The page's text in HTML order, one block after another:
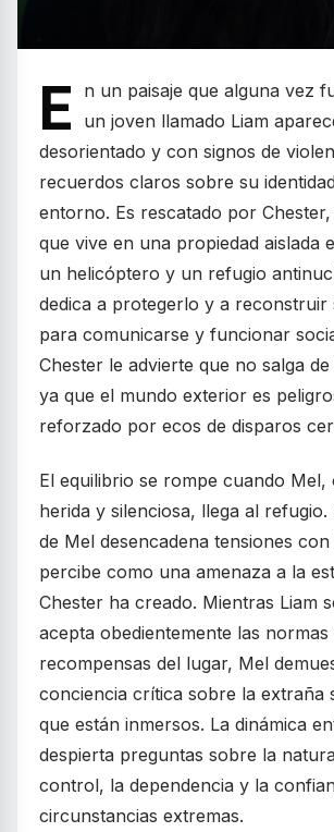
E
n un paisaje que alguna vez
un joven llamado Liam
desorientado y con signos de
recuerdos claros sobre su
entorno. Es rescatado por
que vive en una propiedad aislada
un helicóptero y un refugio
dedica a protegerlo y a reconstruir
para comunicarse y funcionar
Chester le advierte que no salga
ya que el mundo exterior es
reforzado por ecos de disparos
El equilibrio se rompe cuando Mel,
herida y silenciosa, llega al refugio.
de Mel desencadena tensiones
percibe como una amenaza a la
Chester ha creado. Mientras Liam
acepta obedientemente las normas
recompensas del lugar, Mel
conciencia crítica sobre la extraña
que están inmersos. La dinámica
despierta preguntas sobre la
control, la dependencia y la
circunstancias extremas.